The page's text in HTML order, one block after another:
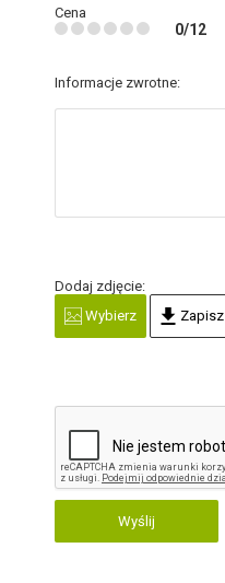
Cena
0/12
Informacje zwrotne:
Dodaj zdjęcie:
Wybierz
Zapisz
Wyślij